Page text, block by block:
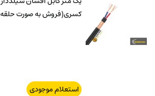
کسری(فروش به صورت حلقه 100 متری)
استعلام موجودی